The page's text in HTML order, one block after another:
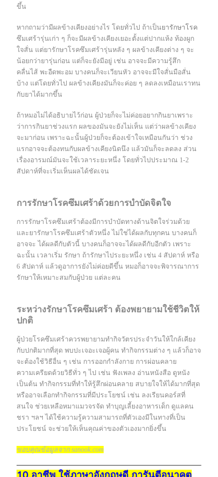
ขึ้น
หากถามว่ามีผลข้างเคียงอย่างไร โดยทั่วไป ถ้าเป็นยารักษาโรค
ซึมเศร้ารุ่นเก่า ๆ ก็จะมีผลข้างเคียงเยอะตั้งแต่ปากแห้ง ท้องผูก
ใจสั่น แต่ยารักษาโรคซึมเศร้ารุ่นหลัง ๆ ผลข้างเคียงต่าง ๆ จะ
น้อยกว่ายารุ่นก่อน แต่ก็จะยังมีอยู่ เช่น อาจจะมีความรู้สึก
คลื่นไส้ พะอืดพะอม บางคนก็จะเวียนหัว อาจจะมีใจสั่นมือสั่น
บ้าง แต่โดยทั่วไป ผลข้างเคียงมันก็จะค่อย ๆ ลดลงเหมือนเราทน
กับยาได้มากขึ้น
ถ้าหมอไม่ได้อธิบายไว้ก่อน ผู้ป่วยก็จะไม่ค่อยอยากกินยาเพราะ
ว่าการกินยาช่วงแรก ผลของมันจะยังไม่เห็น แต่ว่าผลข้างเคียง
จะมาก่อน เพราะฉะนั้นผู้ป่วยก็จะต้องเข้าใจเหมือนกันว่า ช่วง
แรกอาจจะต้องทนกับผลข้างเคียงนิดนึง แล้วมันก็จะลดลง ส่วน
เรื่องอารมณ์มันจะใช้เวลาระยะหนึ่ง โดยทั่วไปประมาณ 1-2
สัปดาห์ที่จะเริ่มเห็นผลได้ชัดเจน
การรักษาโรคซึมเศร้าด้วยการบำบัดจิตใจ
การรักษาโรคซึมเศร้าต้องมีการบำบัดทางด้านจิตใจร่วมด้วย
และยารักษาโรคซึมเศร้าตัวหนึ่ง ไม่ใช่ได้ผลกับทุกคน บางคนก็
อาจจะ ได้ผลดีกับตัวนี้ บางคนก็อาจจะได้ผลดีกับอีกตัว เพราะ
ฉะนั้น เวลาเริ่ม รักษา ถ้ารักษาไประยะหนึ่ง เช่น 4 สัปดาห์ หรือ
6 สัปดาห์ แล้วดูอาการยังไม่ค่อยดีขึ้น หมอก็อาจจะพิจารณาการ
รักษาให้เหมาะสมกับผู้ป่วย แต่ละคน
ระหว่างรักษาโรคซึมเศร้า ต้องพยายามใช้ชีวิตให้
ปกติ
ผู้ป่วยโรคซึมเศร้าควรพยายามทำกิจวัตรประจำวันให้ใกล้เคียง
กับปกติมากที่สุด พบปะเจอะเจอผู้คน ทำกิจกรรมต่าง ๆ แล้วก็อาจ
จะต้องใช้วิธีอื่น ๆ เช่น การออกกำลังกาย การผ่อนคลาย
ความเครียดด้วยวิธีทั่ว ๆ ไป เช่น ฟังเพลง อ่านหนังสือ ดูหนัง
เป็นต้น ทำกิจกรรมที่ทำให้รู้สึกผ่อนคลาย สบายใจให้ได้มากที่สุด
หรืออาจเลือกทำกิจกรรมที่มีประโยชน์ เช่น ลงเรียนคอร์สที่
สนใจ ช่วยเหลือหมาแมวจรจัด ทำบุญเลี้ยงอาหารเด็ก ดูแลคน
ชรา ฯลฯ ได้ใช้ความรู้ความสามารถที่ตัวเองมีในทางที่เป็น
ประโยชน์ จะช่วยให้เห็นคุณค่าของตัวเองมากยิ่งขึ้น
ขอบคุณข้อมูลจาก sanook.com